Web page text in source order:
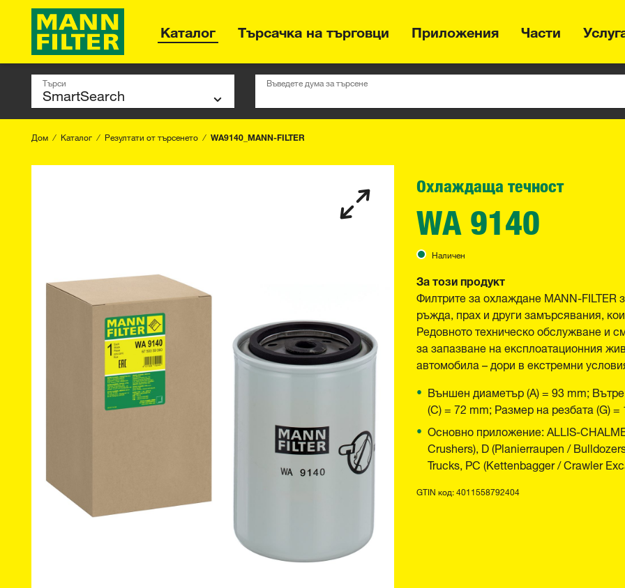
Каталог Търсачка на търговци Приложения Части
Търси Въведете дума за търсене
Дом Каталог Резултати от търсенето WA9140_MANN-FILTER
Охлаждаща течност
WA 9140
Наличен
За този продукт
Филтрите за охлаждане MANN-FILTER
ръжда, прах и други замърсявания,
Редовното техническо обслужване и
за запазване на експлоатационния
автомобила – дори в екстремни
Външен диаметър (A) = 93 mm;
(C) = 72 mm; Размер на резбата (G)
Основно приложение: ALLIS-
Crushers), D (Planierraupen /
Trucks, PC (Kettenbagger / Crawler
GTIN код: 4011558792404